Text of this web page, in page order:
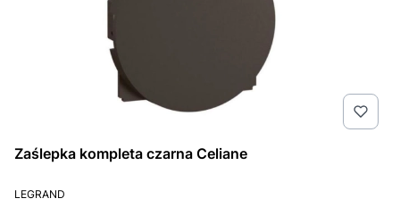
Zaślepka kompleta czarna Celiane
PRODUCENT
LEGRAND